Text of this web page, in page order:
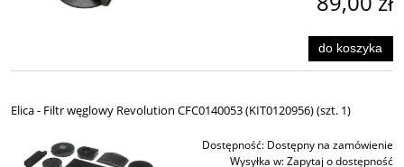
do koszyka
Elica - Filtr węglowy Revolution CFC0140053 (KIT0120956) (szt. 1)
Dostępność: Dostępny na zamówienie
Wysyłka w:Zapytaj o dostępność